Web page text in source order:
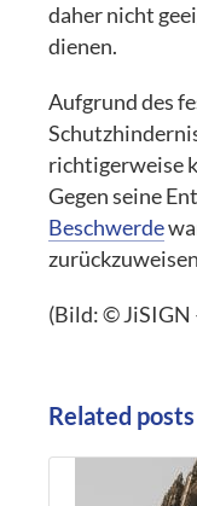
daher nicht
dienen.
Aufgrund des
richtigerweise
Gegen seine
Beschwerde
(Bild: © JiSIGN
Related posts